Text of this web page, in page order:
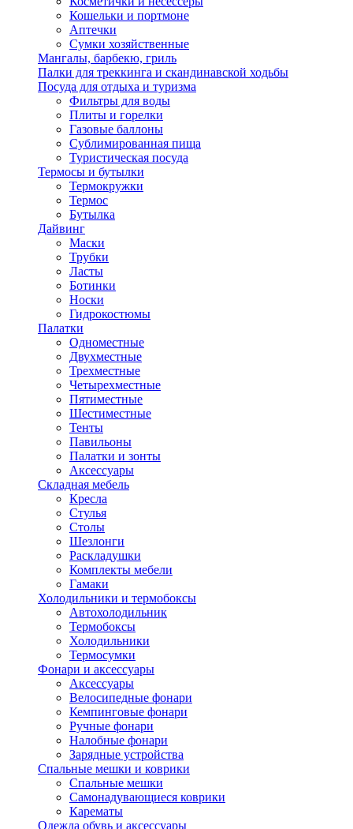
Кошельки и портмоне
Аптечки
Сумки хозяйственные
Мангалы, барбекю, гриль
Палки для треккинга и скандинавской ходьбы
Посуда для отдыха и туризма
Фильтры для воды
Плиты и горелки
Газовые баллоны
Сублимированная пища
Туристическая посуда
Термосы и бутылки
Термокружки
Термос
Бутылка
Дайвинг
Маски
Трубки
Ласты
Ботинки
Носки
Гидрокостюмы
Палатки
Одноместные
Двухместные
Трехместные
Четырехместные
Пятиместные
Шестиместные
Тенты
Павильоны
Палатки и зонты
Аксессуары
Складная мебель
Кресла
Стулья
Столы
Шезлонги
Раскладушки
Комплекты мебели
Гамаки
Холодильники и термобоксы
Автохолодильник
Термобоксы
Холодильники
Термосумки
Фонари и аксессуары
Аксессуары
Велосипедные фонари
Кемпинговые фонари
Ручные фонари
Налобные фонари
Зарядные устройства
Спальные мешки и коврики
Спальные мешки
Самонадувающиеся коврики
Карематы
Одежда обувь и аксессуары